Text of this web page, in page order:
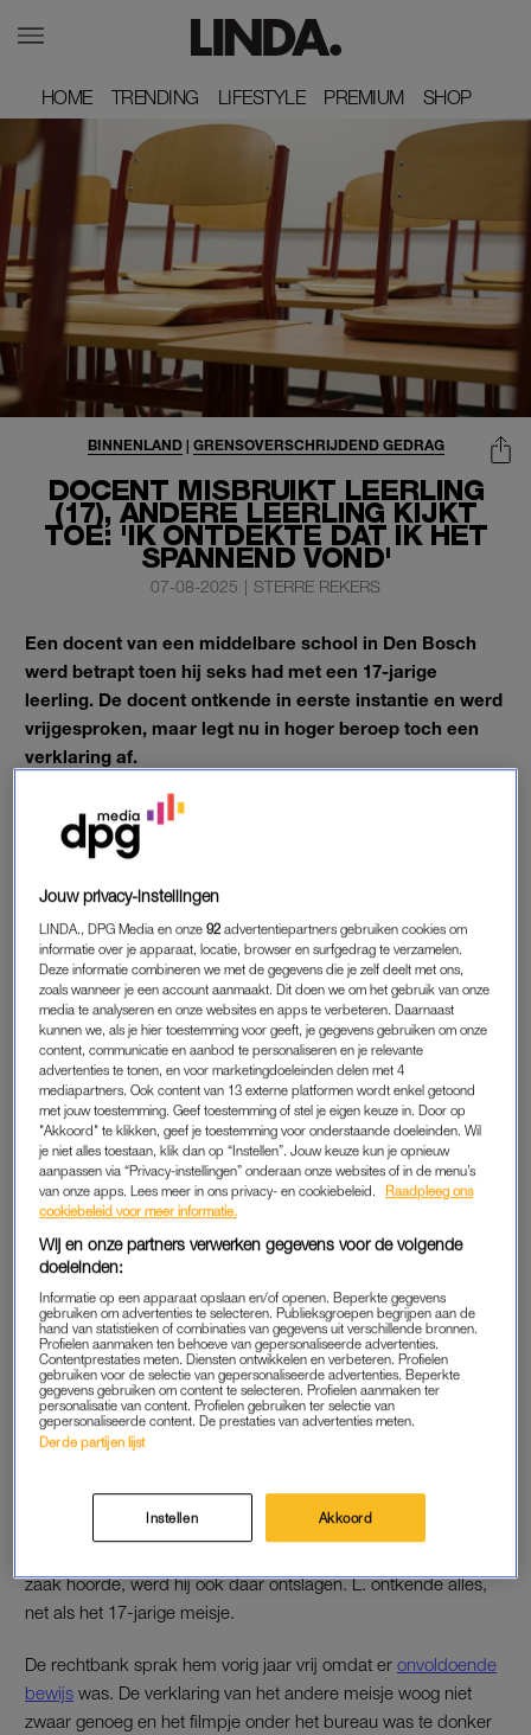
HOME
HOME TRENDING
TRENDING LIFESTYLE
LIFESTYLE PREMIUM
PREMIUM SHOP
SHOP
DOCENT MISBRUIKT LEERLING
(17), ANDERE LEERLING KIJKT
TOE: 'IK ONTDEKTE DAT IK HET
SPANNEND VOND'
BINNENLAND| GRENSOVERSCHRIJDEND GEDRAG
07-08-2025 | STERRE REKERS
Een docent van een middelbare school in Den Bosch
werd betrapt toen hij seks had met een 17-jarige
leerling. De docent ontkende in eerste instantie en werd
vrijgesproken, maar legt nu in hoger beroep toch een
verklaring af.
De inmiddels ex-docent vertelde in de rechtbank dat het tot
twee keer toe gebeurde. De laatste keer in het bijzijn van een
andere leerling.
Trigger warning: dit artikel beschrijft situaties die gaan over
(seksueel) grensoverschrijdend gedrag en misbruik.
DOCENT VERTOONT
GRENSOVERSCHRIJDEND GEDRAG
“Ik ontdekte dat ik het spannend vond. Het was een avontuur,
bijna een ontsnapping uit de realiteit”, zo verklaarde Rens L.
zijn keuze om in het klaslokaal seks te hebben met een 17-
jarige leerling. Daarmeeoverschreed hij een grensdie niet
zonder gevolgen bleef.
Terwijl het 17-jarige meisje hem onder zijn bureau oraal
bevredigde, zat er ook een andere leerling in het lokaal. Toen
twee andere leerlingen het lokaal binnenkwamen, kroop het
meisje snel onder de tafel vandaan. Er werden beelden
gemaakt, maar die bleken te donker om duidelijk vast te
leggen wat er precies gebeurde. Daardoor konden ze niet als
bewijs worden gebruikt in de zaak.
ONTSLAGEN
De school deed aangifte tegen de toen 43-jarige leraar, die al
zaak hoorde, werd hij ook daar ontslagen. L. ontkende alles,
net als het 17-jarige meisje.
De rechtbank sprak hem vorig jaar vrij omdat er onvoldoende
bewijs was. De verklaring van het andere meisje woog niet
zwaar genoeg en het filmpje onder het bureau was te donker
Jouw privacy-instellingen
LINDA., DPG Media en onze92 advertentiepartners gebruiken cookies om
informatie over je apparaat, locatie, browser en surfgedrag te verzamelen.
Deze informatie combineren we met de gegevens die je zelf deelt met ons,
zoals wanneer je een account aanmaakt. Dit doen we om het gebruik van onze
media te analyseren en onze websites en apps te verbeteren. Daarnaast
kunnen we, als je hier toestemming voor geeft, je gegevens gebruiken om onze
content, communicatie en aanbod te personaliseren en je relevante
advertenties te tonen, en voor marketingdoeleinden delen met 4
mediapartners. Ook content van 13 externe platformen wordt enkel getoond
met jouw toestemming. Geef toestemming of stel je eigen keuze in. Door op
"Akkoord" te klikken, geef je toestemming voor onderstaande doeleinden. Wil
je niet alles toestaan, klik dan op “Instellen”. Jouw keuze kun je opnieuw
aanpassen via “Privacy-instellingen” onderaan onze websites of in de menu’s
van onze apps. Lees meer in ons privacy- en cookiebeleid.
Raadpleeg ons
cookiebeleid voor meer informatie.
Wij en onze partners verwerken gegevens voor de volgende
doeleinden:
Informatie op een apparaat opslaan en/of openen. Beperkte gegevens
gebruiken om advertenties te selecteren. Publieksgroepen begrijpen aan de
hand van statistieken of combinaties van gegevens uit verschillende bronnen.
Profielen aanmaken ten behoeve van gepersonaliseerde advertenties.
Contentprestaties meten. Diensten ontwikkelen en verbeteren. Profielen
gebruiken voor de selectie van gepersonaliseerde advertenties. Beperkte
gegevens gebruiken om content te selecteren. Profielen aanmaken ter
personalisatie van content. Profielen gebruiken ter selectie van
gepersonaliseerde content. De prestaties van advertenties meten.
Derde partijen lijst
Instellen Akkoord